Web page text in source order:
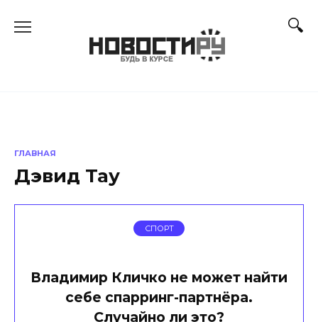
ГЛАВНАЯ
Дэвид Тау
СПОРТ
Владимир Кличко не может найти
себе спарринг-партнёра.
Случайно ли это?